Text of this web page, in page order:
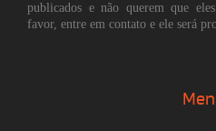
publicados e não querem que
favor, entre em contato e ele será